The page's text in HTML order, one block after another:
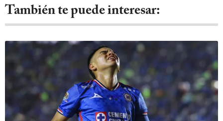
También te puede interesar: